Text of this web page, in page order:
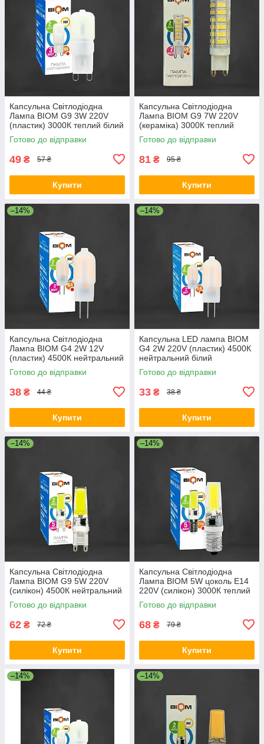
Капсульна Світлодіодна
Лампа BIOM G9 3W 220V
(пластик) 3000К теплий білий
Готово до відправки
49 ₴ 57 ₴
Купити
Капсульна Світлодіодна
Лампа BIOM G9 7W 220V
(кераміка) 3000К теплий
білий
Готово до відправки
81 ₴ 95 ₴
Купити
–14%
Капсульна Світлодіодна
Лампа BIOM G4 2W 12V
(пластик) 4500К нейтральний
білий
Готово до відправки
38 ₴ 44 ₴
Купити
–14%
Капсульна LED лампа BIOM
G4 2W 220V (пластик) 4500К
нейтральний білий
Готово до відправки
33 ₴ 38 ₴
Купити
–14%
Капсульна Світлодіодна
Лампа BIOM G9 5W 220V
(силікон) 4500К нейтральний
білий
Готово до відправки
62 ₴ 72 ₴
Купити
–14%
Капсульна Світлодіодна
Лампа BIOM 5W цоколь Е14
220V (силікон) 3000К теплий
білий
Готово до відправки
68 ₴ 79 ₴
Купити
–14% –14%